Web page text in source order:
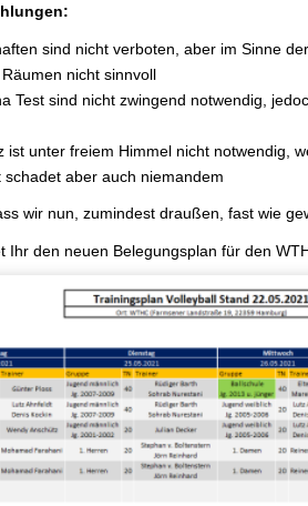
sind nicht verboten, aber im Sinne
nicht sinnvoll
Test sind nicht zwingend notwendig,
ist unter freiem Himmel nicht notwendig,
schadet aber auch niemandem
wir nun, zumindest draußen, fast wie
Ihr den neuen Belegungsplan für den